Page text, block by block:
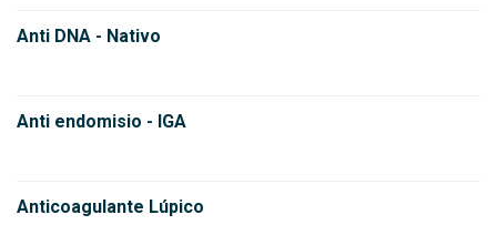
Anti DNA - Nativo
Anti endomisio - IGA
Anticoagulante Lúpico